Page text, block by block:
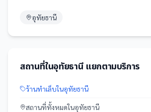
อุทัยธานี
สถานที่ในอุทัยธานีแยกตามบริการ
ร้านทำเล็บในอุทัยธานี
สถานที่ทั้งหมดในอุทัยธานี